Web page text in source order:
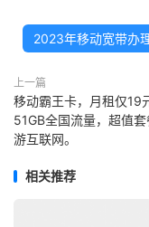
2023年移动宽带办
上一篇
移动霸王卡，月租仅19
51GB全国流量，超值
游互联网。
相关推荐